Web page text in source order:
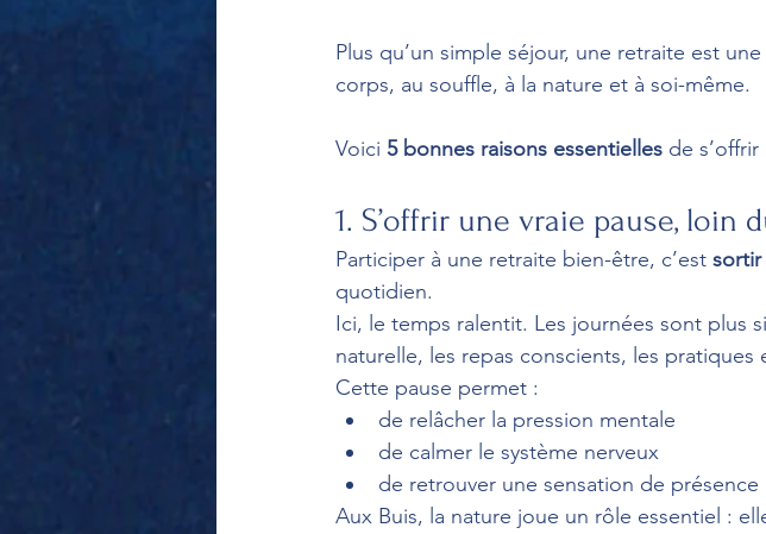
Plus qu’un simple séjour, une retraite est une
corps, au souffle, à la nature et à soi-même.
Voici 5 bonnes raisons essentielles de
1. S’offrir une vraie pause, loin
Participer à une retraite bien-être, c’est
quotidien.
Ici, le temps ralentit. Les journées sont plus
naturelle, les repas conscients, les pratiques
Cette pause permet :
de relâcher la pression mentale
de calmer le système nerveux
de retrouver une sensation de présence
Aux Buis, la nature joue un rôle essentiel :